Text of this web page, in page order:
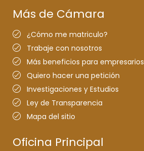
Más de Cámara
¿Cómo me matriculo?
Trabaje con nosotros
Más beneficios para empresarios
Quiero hacer una petición
Investigaciones y Estudios
Ley de Transparencia
Mapa del sitio
Oficina Principal